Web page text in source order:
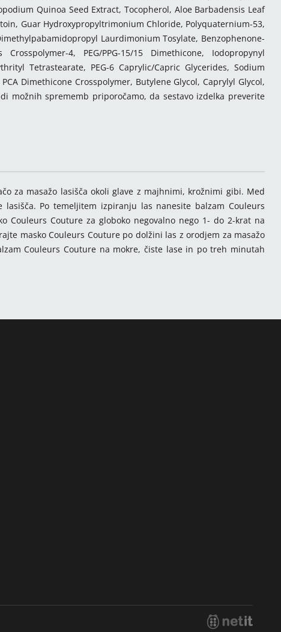
Quinoa Seed Extract, Tocopherol, Aloe Barbadensis Leaf
Guar Hydroxypropyltrimonium Chloride, Polyquaternium-53,
Laurdimonium Tosylate, Benzophenone-
4, PEG/PPG-15/15 Dimethicone, Iodopropynyl
Tetrastearate, PEG-6 Caprylic/Capric Glycerides, Sodium
Dimethicone Crosspolymer, Butylene Glycol, Caprylyl Glycol,
možnih sprememb priporočamo, da sestavo izdelka preverite
za masažo lasišča okoli glave z majhnimi, krožnimi gibi. Med
Po temeljitem izpiranju las nanesite balzam Couleurs
Couture za globoko negovalno nego 1- do 2-krat na
masko Couleurs Couture po dolžini las z orodjem za masažo
Couleurs Couture na mokre, čiste lase in po treh minutah